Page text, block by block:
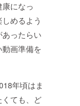
になっ
めるよう
ったらい
画準備を
年頃はま
ても、ど